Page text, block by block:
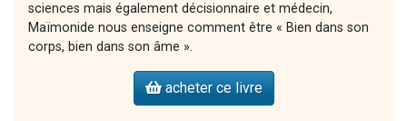
sciences mais également décisionnaire et médecin,
Maïmonide nous enseigne comment être « Bien dans son
corps, bien dans son âme ».
acheter ce livre